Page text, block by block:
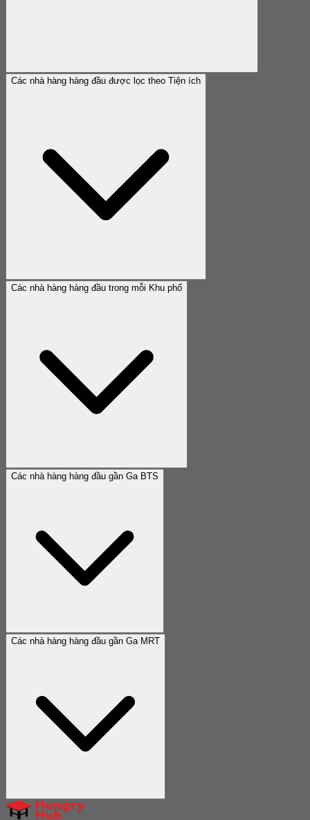
Các nhà hàng hàng đầu được lọc theo Tiện ích
Các nhà hàng hàng đầu trong mỗi Khu phố
Các nhà hàng hàng đầu gần Ga BTS
Các nhà hàng hàng đầu gần Ga MRT